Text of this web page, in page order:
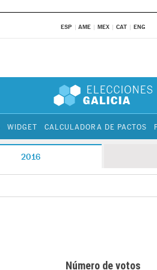
ESP AME MEX CAT ENG
WIDGET CALCULADORA DE PACTOS
2016
Número de votos